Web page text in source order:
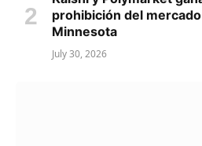
prohibición del
Minnesota
July 30, 2026